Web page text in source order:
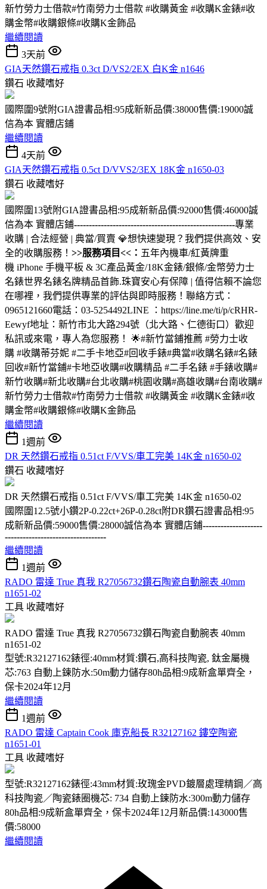
新竹勞力士借款#竹南勞力士借款 #收購黃金 #收購K金錶#收
購金幣#收購銀條#收購K金飾品
繼續閱讀
3天前
GIA天然鑽石戒指 0.3ct D/VS2/2EX 白K金 n1646
鑽石 收藏嗜好
國際圍9號附GIA證書品相:95成新新品價:38000售價:19000誠
信為本 實體店鋪
繼續閱讀
4天前
GIA天然鑽石戒指 0.5ct D/VVS2/3EX 18K金 n1650-03
鑽石 收藏嗜好
國際圍13號附GIA證書品相:95成新新品價:92000售價:46000誠
信為本 實體店鋪------------------------------------------------------專業
收購 | 合法經營 | 典當/買賣 💎想快速變現？我們提供高效、安
全的收購服務！ >>服務項目<<： 五年內機車/紅黃牌重
機 iPhone 手機平板 & 3C產品黃金/18K金錶/銀條/金幣勞力士
名錶世界名錶名牌精品首飾.珠寶安心有保障 | 值得信賴不論您
在哪裡，我們提供專業的評估與即時服務！聯絡方式：
0965121660電話：03-5254492LINE ：https://line.me/ti/p/cRHR-
Eewyf地址：新竹市北大路294號（北大路、仁德街口）歡迎
私訊或來電，專人為您服務！ 🌟#新竹當鋪推薦 #勞力士收
購 #收購蒂芬妮 #二手卡地亞#回收手錶#典當#收購名錶#名錶
回收#新竹當鋪#卡地亞收購#收購精品 #二手名錶 #手錶收購#
新竹收購#新北收購#台北收購#桃園收購#高雄收購#台南收購#
新竹勞力士借款#竹南勞力士借款 #收購黃金 #收購K金錶#收
購金幣#收購銀條#收購K金飾品
繼續閱讀
1週前
DR 天然鑽石戒指 0.51ct F/VVS/車工完美 14K金 n1650-02
鑽石 收藏嗜好
DR 天然鑽石戒指 0.51ct F/VVS/車工完美 14K金 n1650-02
國際圍12.5號小鑽2P-0.22ct+26P-0.28ct附DR鑽石證書品相:95
成新新品價:59000售價:28000誠信為本 實體店鋪--------------------
----------------------------------
繼續閱讀
1週前
RADO 雷達 True 真我 R27056732鑽石陶瓷自動腕表 40mm
n1651-02
工具 收藏嗜好
RADO 雷達 True 真我 R27056732鑽石陶瓷自動腕表 40mm
n1651-02
型號:R32127162錶徑:40mm材質:鑽石,高科技陶瓷, 鈦金屬機
芯:763 自動上鍊防水:50m動力儲存80h品相:9成新盒單齊全，
保卡2024年12月
繼續閱讀
1週前
RADO 雷達 Captain Cook 庫克船長 R32127162 鏤空陶瓷
n1651-01
工具 收藏嗜好
型號:R32127162錶徑:43mm材質:玫瑰金PVD鍍層處理精鋼／高
科技陶瓷／陶瓷錶圈機芯: 734 自動上鍊防水:300m動力儲存
80h品相:9成新盒單齊全，保卡2024年12月新品價:143000售
價:58000
繼續閱讀